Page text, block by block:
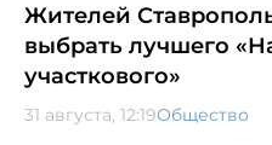
Жителей
выбрать лучшего
участкового»
31 августа, 12:19Общество